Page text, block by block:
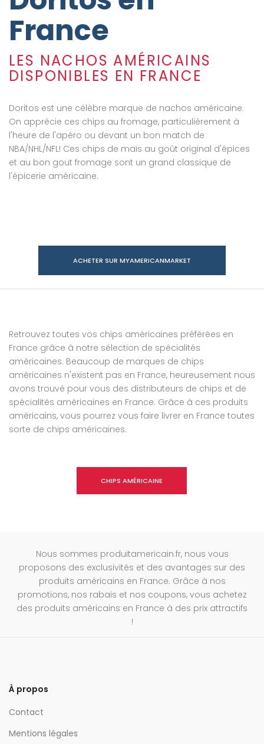
France
LES NACHOS AMÉRICAINS
DISPONIBLES EN FRANCE
Doritos est une célèbre marque de nachos américaine.
On apprécie ces chips au fromage, particulièrement à
l'heure de l'apéro ou devant un bon match de
NBA/NHL/NFL! Ces chips de maïs au goût original d'épices
et au bon gout fromage sont un grand classique de
l'épicerie américaine.
ACHETER SUR MYAMERICANMARKET
Retrouvez toutes vos chips américaines préférées en
France grâce à notre sélection de spécialités
américaines. Beaucoup de marques de chips
américaines n'existent pas en France, heureusement nous
avons trouvé pour vous des distributeurs de chips et de
spécialités américaines en France. Grâce à ces produits
américains, vous pourrez vous faire livrer en France toutes
sorte de chips américaines.
CHIPS AMÉRICAINE
Nous sommes produitamericain.fr, nous vous
proposons des exclusivités et des avantages sur des
produits américains en France. Grâce à nos
promotions, nos rabais et nos coupons, vous achetez
des produits américains en France à des prix attractifs
!
À propos
Contact
Mentions légales